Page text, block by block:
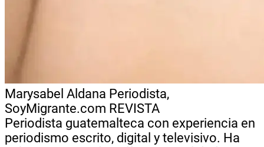
Marysabel Aldana Periodista,
SoyMigrante.com REVISTA
Periodista guatemalteca con experiencia en
periodismo escrito, digital y televisivo. Ha